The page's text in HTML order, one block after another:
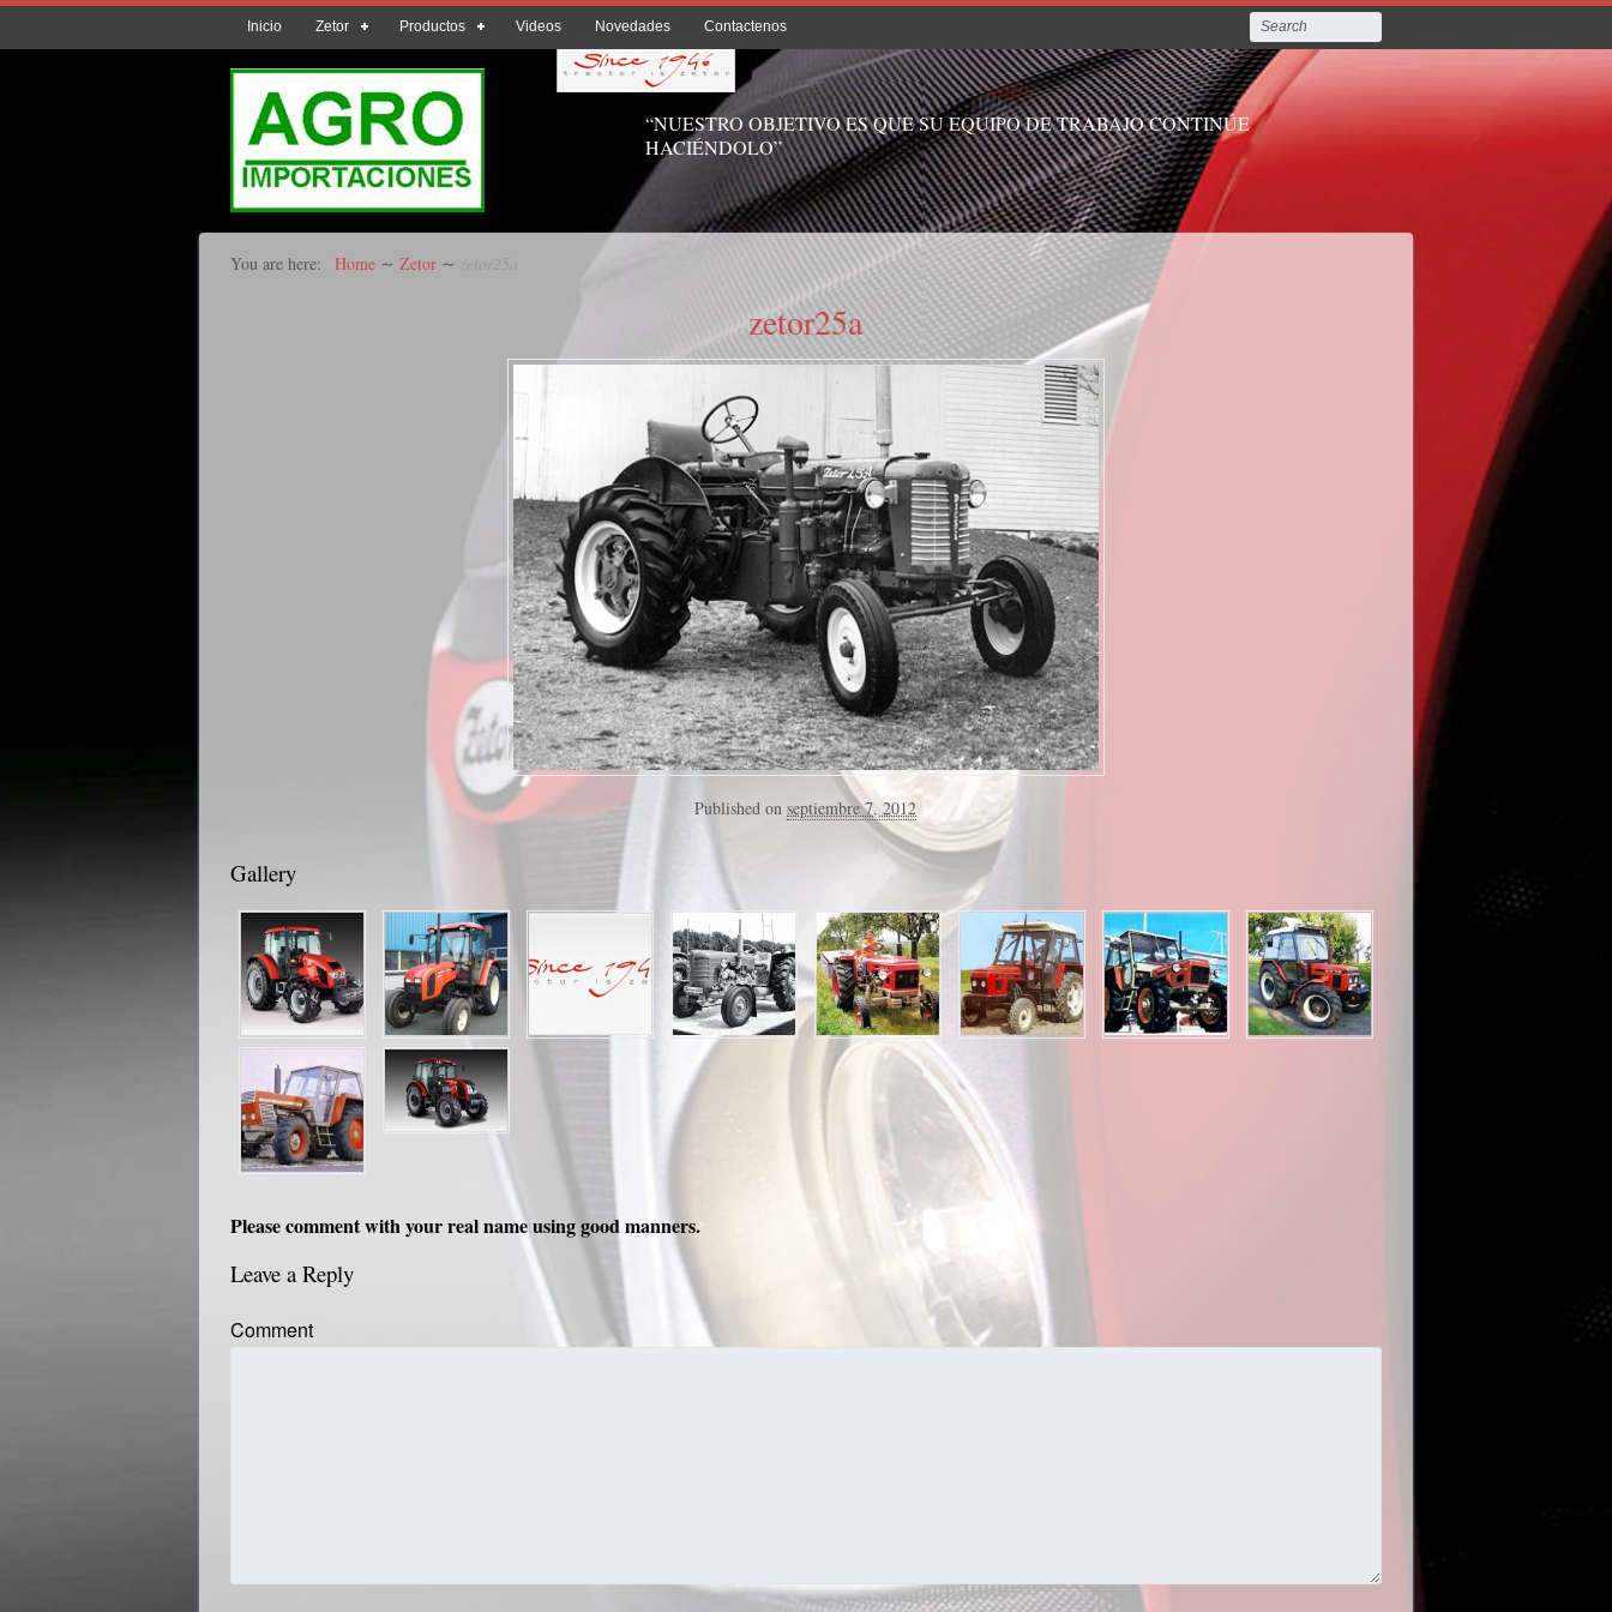
Inicio Zetor Productos Videos Novedades Contactenos
“NUESTRO OBJETIVO ES QUE SU EQUIPO DE TRABAJO CONTINÚE
HACIÉNDOLO”
You are here: Home ∼ Zetor ∼
zetor25a
Published onseptiembre 7, 2012
Gallery
Please comment with your real name using good manners.
Leave a Reply
Comment